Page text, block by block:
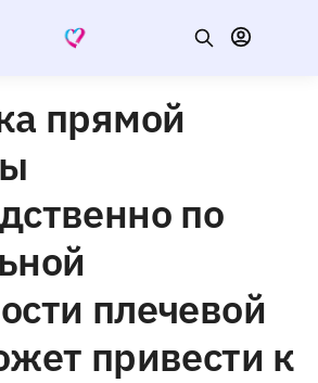
пря­мой
по
плечевой
привести к